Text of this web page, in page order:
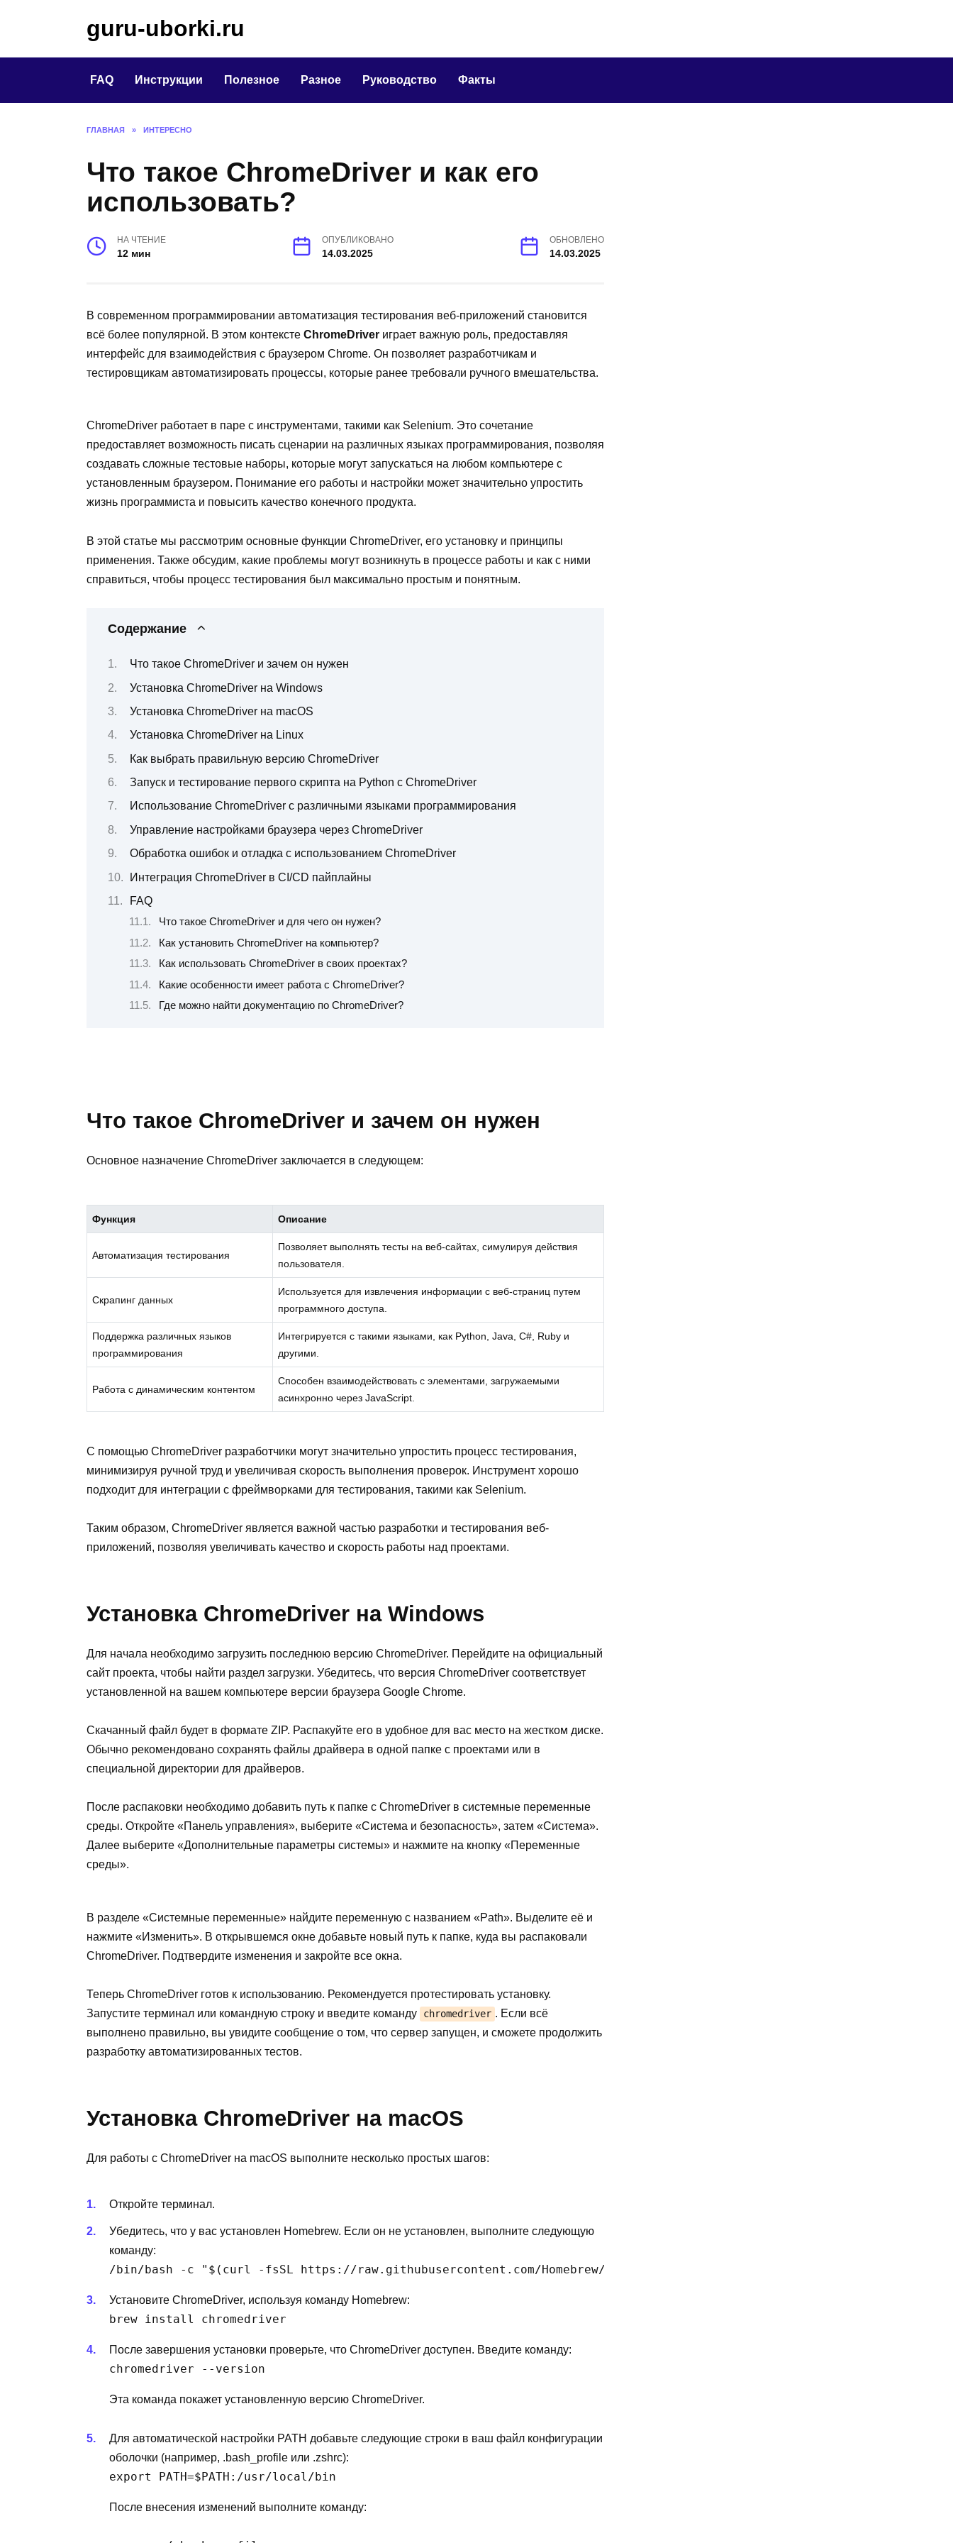
guru-uborki.ru
FAQ Инструкции Полезное Разное Руководство Факты
ГЛАВНАЯ » ИНТЕРЕСНО
Что такое ChromeDriver и как его
использовать?
НА ЧТЕНИЕ
12 мин
ОПУБЛИКОВАНО
14.03.2025
ОБНОВЛЕНО
14.03.2025
В современном программировании автоматизация тестирования веб-приложений становится
всё более популярной. В этом контексте ChromeDriver играет важную роль, предоставляя
интерфейс для взаимодействия с браузером Chrome. Он позволяет разработчикам и
тестировщикам автоматизировать процессы, которые ранее требовали ручного вмешательства.
ChromeDriver работает в паре с инструментами, такими как Selenium. Это сочетание
предоставляет возможность писать сценарии на различных языках программирования, позволяя
создавать сложные тестовые наборы, которые могут запускаться на любом компьютере с
установленным браузером. Понимание его работы и настройки может значительно упростить
жизнь программиста и повысить качество конечного продукта.
В этой статье мы рассмотрим основные функции ChromeDriver, его установку и принципы
применения. Также обсудим, какие проблемы могут возникнуть в процессе работы и как с ними
справиться, чтобы процесс тестирования был максимально простым и понятным.
Содержание
Что такое ChromeDriver и зачем он нужен
Установка ChromeDriver на Windows
Установка ChromeDriver на macOS
Установка ChromeDriver на Linux
Как выбрать правильную версию ChromeDriver
Запуск и тестирование первого скрипта на Python с ChromeDriver
Использование ChromeDriver с различными языками программирования
Управление настройками браузера через ChromeDriver
Обработка ошибок и отладка с использованием ChromeDriver
Интеграция ChromeDriver в CI/CD пайплайны
FAQ
Что такое ChromeDriver и для чего он нужен?
Как установить ChromeDriver на компьютер?
Как использовать ChromeDriver в своих проектах?
Какие особенности имеет работа с ChromeDriver?
Где можно найти документацию по ChromeDriver?
Что такое ChromeDriver и зачем он нужен
Основное назначение ChromeDriver заключается в следующем:
Функция Описание
Автоматизация тестирования
Позволяет выполнять тесты на веб-сайтах, симулируя действия
пользователя.
Скрапинг данных
Используется для извлечения информации с веб-страниц путем
программного доступа.
Поддержка различных языков
программирования
Интегрируется с такими языками, как Python, Java, C#, Ruby и
другими.
Работа с динамическим контентом
Способен взаимодействовать с элементами, загружаемыми
асинхронно через JavaScript.
С помощью ChromeDriver разработчики могут значительно упростить процесс тестирования,
минимизируя ручной труд и увеличивая скорость выполнения проверок. Инструмент хорошо
подходит для интеграции с фреймворками для тестирования, такими как Selenium.
Таким образом, ChromeDriver является важной частью разработки и тестирования веб-
приложений, позволяя увеличивать качество и скорость работы над проектами.
Установка ChromeDriver на Windows
Для начала необходимо загрузить последнюю версию ChromeDriver. Перейдите на официальный
сайт проекта, чтобы найти раздел загрузки. Убедитесь, что версия ChromeDriver соответствует
установленной на вашем компьютере версии браузера Google Chrome.
Скачанный файл будет в формате ZIP. Распакуйте его в удобное для вас место на жестком диске.
Обычно рекомендовано сохранять файлы драйвера в одной папке с проектами или в
специальной директории для драйверов.
После распаковки необходимо добавить путь к папке с ChromeDriver в системные переменные
среды. Откройте «Панель управления», выберите «Система и безопасность», затем «Система».
Далее выберите «Дополнительные параметры системы» и нажмите на кнопку «Переменные
среды».
В разделе «Системные переменные» найдите переменную с названием «Path». Выделите её и
нажмите «Изменить». В открывшемся окне добавьте новый путь к папке, куда вы распаковали
ChromeDriver. Подтвердите изменения и закройте все окна.
Теперь ChromeDriver готов к использованию. Рекомендуется протестировать установку.
Запустите терминал или командную строку и введите команду
chromedriver . Если всё
выполнено правильно, вы увидите сообщение о том, что сервер запущен, и сможете продолжить
разработку автоматизированных тестов.
Установка ChromeDriver на macOS
Для работы с ChromeDriver на macOS выполните несколько простых шагов:
Откройте терминал.
Убедитесь, что у вас установлен Homebrew. Если он не установлен, выполните следующую
команду:
/bin/bash -c "$(curl -fsSL https://raw.githubusercontent.com/Homebrew/install/HEAD/install.sh)"
Установите ChromeDriver, используя команду Homebrew:
brew install chromedriver
После завершения установки проверьте, что ChromeDriver доступен. Введите команду:
chromedriver --version
Эта команда покажет установленную версию ChromeDriver.
Для автоматической настройки PATH добавьте следующие строки в ваш файл конфигурации
оболочки (например, .bash_profile или .zshrc):
export PATH=$PATH:/usr/local/bin
После внесения изменений выполните команду: